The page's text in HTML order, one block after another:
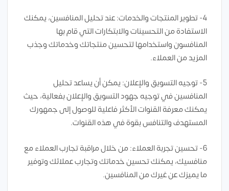
4- تطوير المنتجات والخدمات: عند تحليل المنافسين، يمكنك
الاستفادة من التحسينات والابتكارات التي قام بها
المنافسون واستخدامها لتحسين منتجاتك وخدماتك وجذب
المزيد من العملاء.
5- توجيه التسويق والإعلان: يمكن أن يساعد تحليل
المنافسين في توجيه جهود التسويق والإعلان بفعالية، حيث
يمكنك معرفة القنوات الأكثر فاعلية للوصول إلى جمهورك
المستهدف والتنافس بقوة في هذه القنوات.
6- تحسين تجربة العملاء: من خلال مراقبة تجارب العملاء مع
منافسيك، يمكنك تحسين خدماتك وتجارب عملائك وتوفير
ما يميزك عن غيرك من المنافسين.